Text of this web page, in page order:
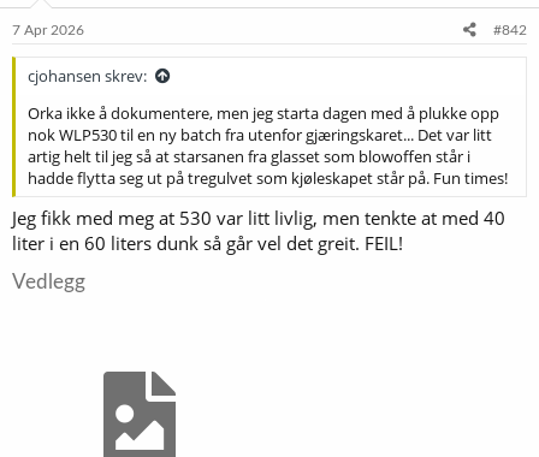
7 Apr 2026 #842
cjohansen skrev:
Orka ikke å dokumentere, men jeg starta dagen med å plukke opp
nok WLP530 til en ny batch fra utenfor gjæringskaret... Det var litt
artig helt til jeg så at starsanen fra glasset som blowoffen står i
hadde flytta seg ut på tregulvet som kjøleskapet står på. Fun times!
Jeg fikk med meg at 530 var litt livlig, men tenkte at med 40
liter i en 60 liters dunk så går vel det greit. FEIL!
Vedlegg